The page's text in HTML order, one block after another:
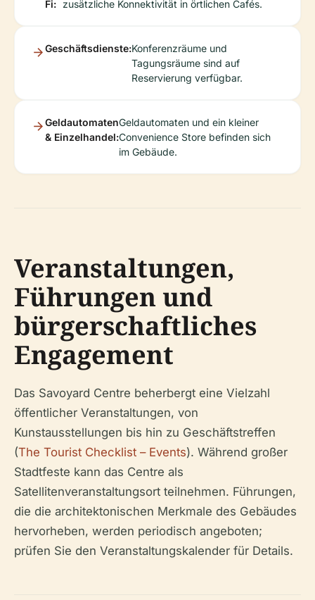
Fi: zusätzliche Konnektivität in örtlichen Cafés.
Geschäftsdienste:Konferenzräume und
Tagungsräume sind auf
Reservierung verfügbar.
Geldautomaten
& Einzelhandel:
Geldautomaten und ein kleiner
Convenience Store befinden sich
im Gebäude.
Veranstaltungen,
Führungen und
bürgerschaftliches
Engagement
Das Savoyard Centre beherbergt eine Vielzahl
öffentlicher Veranstaltungen, von
Kunstausstellungen bis hin zu Geschäftstreffen
(The Tourist Checklist – Events). Während großer
Stadtfeste kann das Centre als
Satellitenveranstaltungsort teilnehmen. Führungen,
die die architektonischen Merkmale des Gebäudes
hervorheben, werden periodisch angeboten;
prüfen Sie den Veranstaltungskalender für Details.